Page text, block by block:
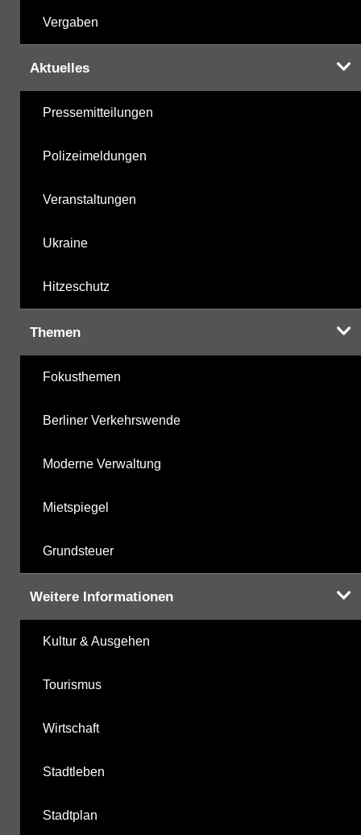
Vergaben
Aktuelles
Pressemitteilungen
Polizeimeldungen
Veranstaltungen
Ukraine
Hitzeschutz
Themen
Fokusthemen
Berliner Verkehrswende
Moderne Verwaltung
Mietspiegel
Grundsteuer
Weitere Informationen
Kultur & Ausgehen
Tourismus
Wirtschaft
Stadtleben
Stadtplan